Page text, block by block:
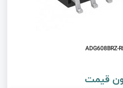
ADG608BRZ-
قیمت